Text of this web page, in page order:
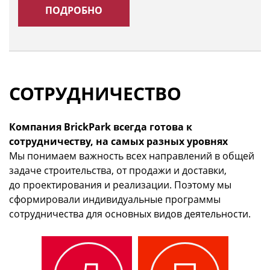
ПОДРОБНО
СОТРУДНИЧЕСТВО
Компания BrickPark всегда готова к
сотрудничеству, на самых разных уровнях
Мы понимаем важность всех направлений в общей
задаче строительства, от продажи и доставки,
до проектирования и реализации. Поэтому мы
сформировали индивидуальные программы
сотрудничества для основных видов деятельности.